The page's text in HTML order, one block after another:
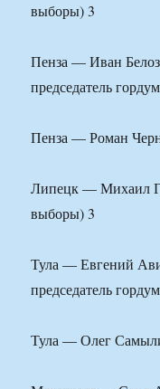
выборы) 3
Пенза — Иван
председатель
Пенза — Роман
Липецк — Михаил
выборы) 3
Тула — Евгений
председатель
Тула — Олег